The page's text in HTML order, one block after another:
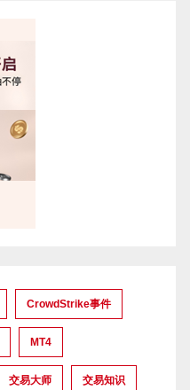
CrowdStrike事件
MT4
交易大师 交易知识